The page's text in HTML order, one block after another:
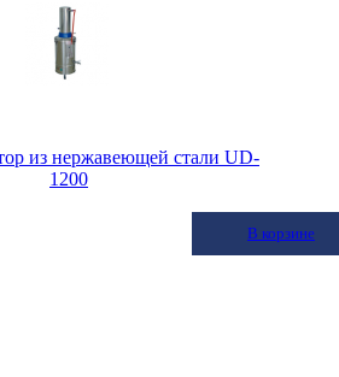
из нержавеющей стали UD-
1200
В корзину
В корзине